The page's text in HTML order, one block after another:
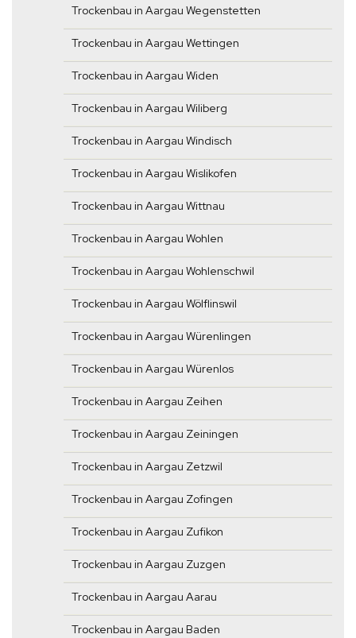
Trockenbau in Aargau Wegenstetten
Trockenbau in Aargau Wettingen
Trockenbau in Aargau Widen
Trockenbau in Aargau Wiliberg
Trockenbau in Aargau Windisch
Trockenbau in Aargau Wislikofen
Trockenbau in Aargau Wittnau
Trockenbau in Aargau Wohlen
Trockenbau in Aargau Wohlenschwil
Trockenbau in Aargau Wölflinswil
Trockenbau in Aargau Würenlingen
Trockenbau in Aargau Würenlos
Trockenbau in Aargau Zeihen
Trockenbau in Aargau Zeiningen
Trockenbau in Aargau Zetzwil
Trockenbau in Aargau Zofingen
Trockenbau in Aargau Zufikon
Trockenbau in Aargau Zuzgen
Trockenbau in Aargau Aarau
Trockenbau in Aargau Baden